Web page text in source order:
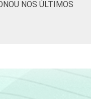
NOS ÚLTIMOS